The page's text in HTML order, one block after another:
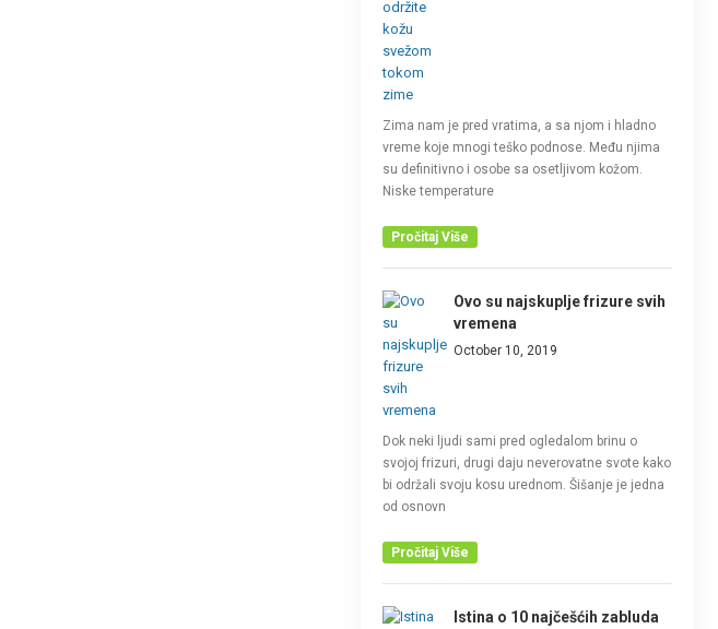
Zima nam je pred vratima, a sa njom i hladno
vreme koje mnogi teško podnose. Među njima
su definitivno i osobe sa osetljivom kožom.
Niske temperature
Pročitaj Više
Ovo su najskuplje frizure svih
vremena
October 10, 2019
Dok neki ljudi sami pred ogledalom brinu o
svojoj frizuri, drugi daju neverovatne svote kako
bi održali svoju kosu urednom. Šišanje je jedna
od osnovn
Pročitaj Više
Istina o 10 najčešćih zabluda